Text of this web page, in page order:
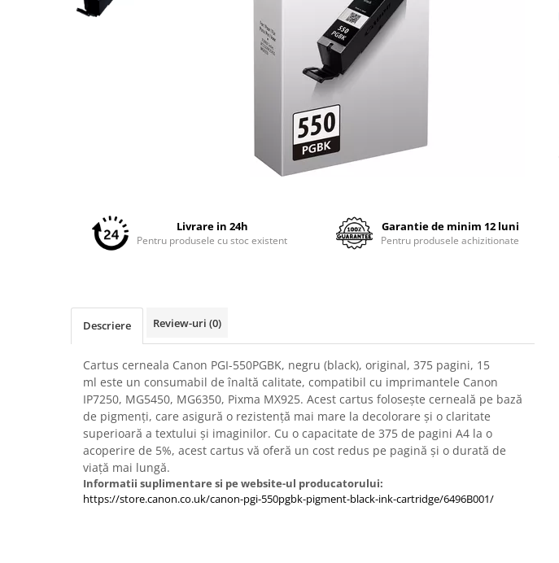
Tonere compatibile
Cartuse compatibile
Imprimante 3D
Filament imprimanta 3D
Laptopuri / notebookuri
Laptopuri gaming
Ultrabookuri
Laptop-uri 2 in 1
Accesorii laptop
Facebook
Livrare in 24h
Pentru produsele cu stoc existent
Garantie de minim 12 luni
Pentru produsele achizitionate
Descriere Review-uri (0)
Cartus cerneala Canon PGI-550PGBK, negru (black), original, 375 pagini, 15
ml este un consumabil de înaltă calitate, compatibil cu imprimantele Canon
IP7250, MG5450, MG6350, Pixma MX925. Acest cartus folosește cerneală pe bază
de pigmenți, care asigură o rezistență mai mare la decolorare și o claritate
superioară a textului și imaginilor. Cu o capacitate de 375 de pagini A4 la o
acoperire de 5%, acest cartus vă oferă un cost redus pe pagină și o durată de
viață mai lungă.
Informatii suplimentare si pe website-ul producatorului:
https://store.canon.co.uk/canon-pgi-550pgbk-pigment-black-ink-cartridge/6496B001/